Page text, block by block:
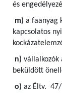
és
m) a faanyag
kapcsolatos
n) vállalkozók
beküldött
o) az Éltv. 47/